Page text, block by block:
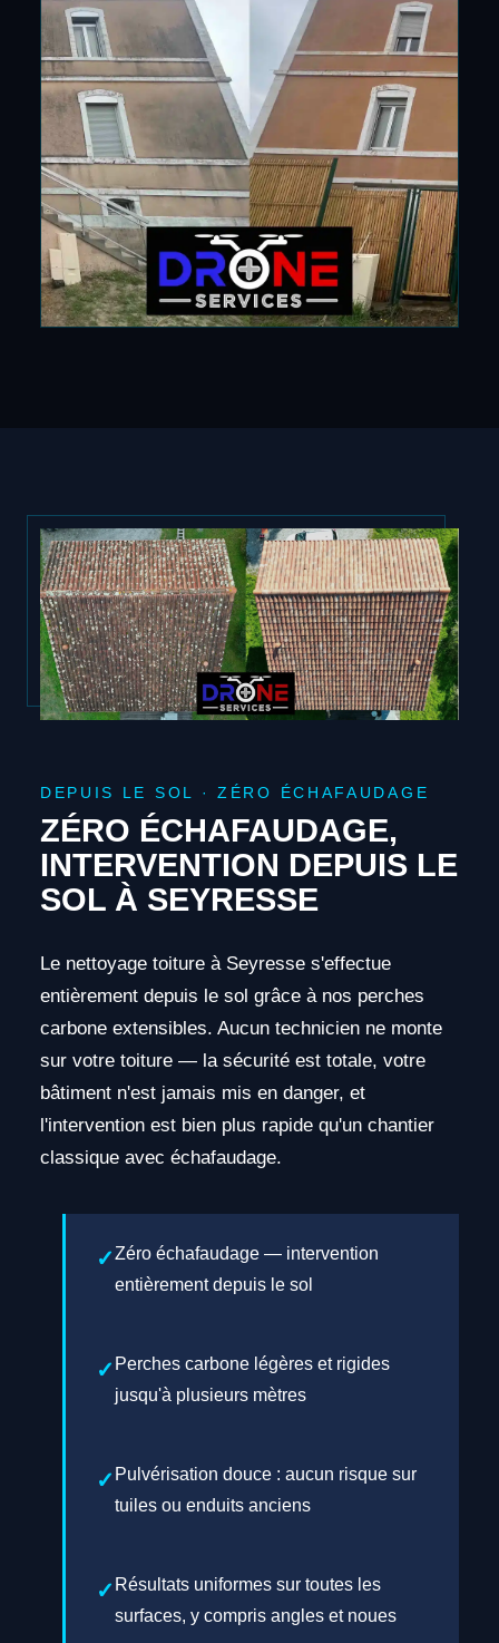
DEPUIS LE SOL · ZÉRO ÉCHAFAUDAGE
ZÉRO ÉCHAFAUDAGE,
INTERVENTION DEPUIS LE
SOL À SEYRESSE
Le nettoyage toiture à Seyresse s'effectue
entièrement depuis le sol grâce à nos perches
carbone extensibles. Aucun technicien ne monte
sur votre toiture — la sécurité est totale, votre
bâtiment n'est jamais mis en danger, et
l'intervention est bien plus rapide qu'un chantier
classique avec échafaudage.
Zéro échafaudage — intervention
entièrement depuis le sol
Perches carbone légères et rigides
jusqu'à plusieurs mètres
Pulvérisation douce : aucun risque sur
tuiles ou enduits anciens
Résultats uniformes sur toutes les
surfaces, y compris angles et noues